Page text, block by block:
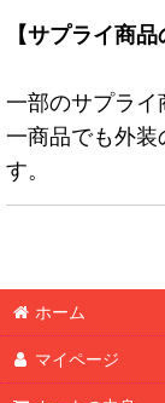
【サプライ商
一部のサプライ
一商品でも外装
す。
ホーム
マイページ